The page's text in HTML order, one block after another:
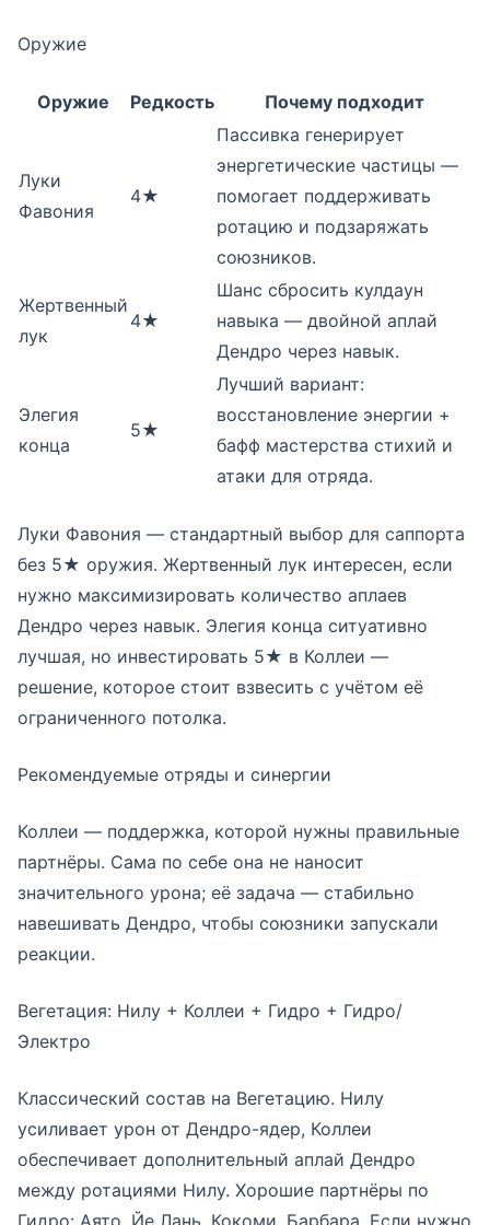
Оружие
Оружие Редкость Почему подходит
Луки
Фавония
4★
Пассивка генерирует
энергетические частицы —
помогает поддерживать
ротацию и подзаряжать
союзников.
Жертвенный
лук
4★
Шанс сбросить кулдаун
навыка — двойной аплай
Дендро через навык.
Элегия
конца
5★
Лучший вариант:
восстановление энергии +
бафф мастерства стихий и
атаки для отряда.
Луки Фавония — стандартный выбор для саппорта
без 5★ оружия. Жертвенный лук интересен, если
нужно максимизировать количество аплаев
Дендро через навык. Элегия конца ситуативно
лучшая, но инвестировать 5★ в Коллеи —
решение, которое стоит взвесить с учётом её
ограниченного потолка.
Рекомендуемые отряды и синергии
Коллеи — поддержка, которой нужны правильные
партнёры. Сама по себе она не наносит
значительного урона; её задача — стабильно
навешивать Дендро, чтобы союзники запускали
реакции.
Вегетация: Нилу + Коллеи + Гидро + Гидро/
Электро
Классический состав на Вегетацию. Нилу
усиливает урон от Дендро-ядер, Коллеи
обеспечивает дополнительный аплай Дендро
между ротациями Нилу. Хорошие партнёры по